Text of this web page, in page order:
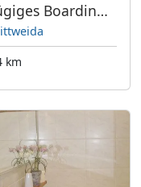
Großzügiges Boardinghouse mit riesigem Park in Mittweida
km